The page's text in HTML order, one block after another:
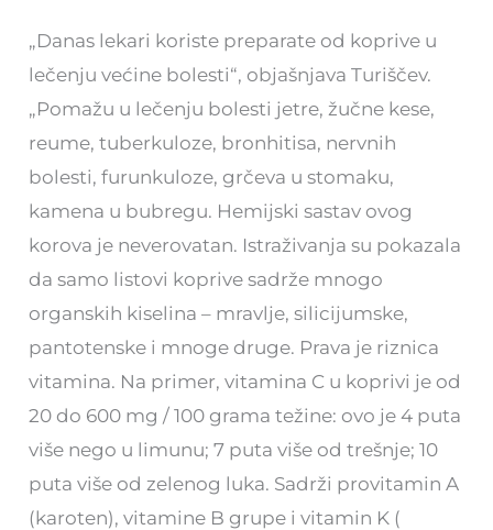
„Danas lekari koriste preparate od koprive u
lečenju većine bolesti“, objašnjava Turiščev.
„Pomažu u lečenju bolesti jetre, žučne kese,
reume, tuberkuloze, bronhitisa, nervnih
bolesti, furunkuloze, grčeva u stomaku,
kamena u bubregu. Hemijski sastav ovog
korova je neverovatan. Istraživanja su pokazala
da samo listovi koprive sadrže mnogo
organskih kiselina – mravlje, silicijumske,
pantotenske i mnoge druge. Prava je riznica
vitamina. Na primer, vitamina C u koprivi je od
20 do 600 mg / 100 grama težine: ovo je 4 puta
više nego u limunu; 7 puta više od trešnje; 10
puta više od zelenog luka. Sadrži provitamin A
(karoten), vitamine B grupe i vitamin K (